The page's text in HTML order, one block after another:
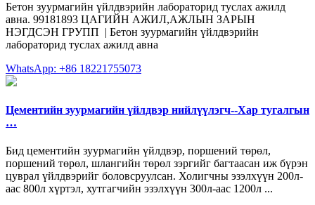
Бетон зуурмагийн үйлдвэрийн лабораторид туслах ажилд
авна. 99181893 ️ЦАГИЙН АЖИЛ,АЖЛЫН ЗАРЫН
НЭГДСЭН ГРУПП ️ | Бетон зуурмагийн үйлдвэрийн
лабораторид туслах ажилд авна
WhatsApp: +86 18221755073
Цементийн зуурмагийн үйлдвэр нийлүүлэгч--Хар тугалгын
…
Бид цементийн зуурмагийн үйлдвэр, поршений төрөл,
поршений төрөл, шлангийн төрөл зэргийг багтаасан иж бүрэн
цуврал үйлдвэрийг боловсруулсан. Холигчны эзэлхүүн 200л-
аас 800л хүртэл, хутгагчийн эзэлхүүн 300л-аас 1200л ...